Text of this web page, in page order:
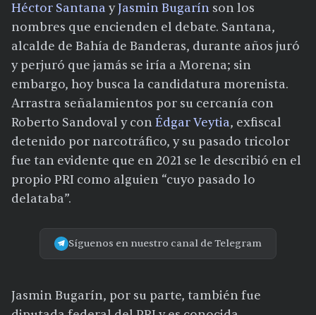
Héctor Santana yJasmin Bugarín son los
nombres que encienden el debate. Santana,
alcalde de Bahía de Banderas, durante años juró
y perjuró que jamás se iría a Morena; sin
embargo, hoy busca la candidatura morenista.
Arrastra señalamientos por su cercanía con
Roberto Sandoval y conÉdgar Veytia, exfiscal
detenido por narcotráfico, y su pasado tricolor
fue tan evidente que en 2021 se le describió en el
propio PRI como alguien “cuyo pasado lo
delataba”.
Síguenos en nuestro canal de Telegram
Jasmin Bugarín, por su parte, también fue